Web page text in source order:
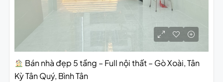
Bán nhà đẹp 5 tầng – Full nội thất – Gò Xoài, Tân
Kỳ Tân Quý, Bình Tân